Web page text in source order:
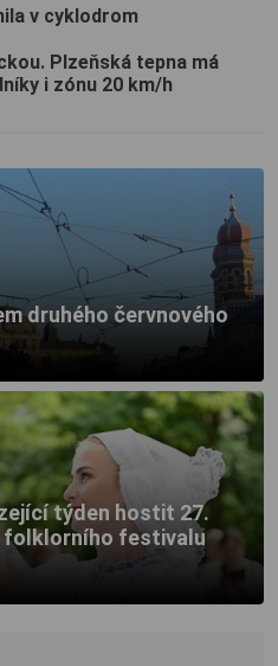
v cyklodrom
Plzeňská tepna má
i zónu 20 km/h
druhého červnového
týden hostit 27.
folklorního festivalu